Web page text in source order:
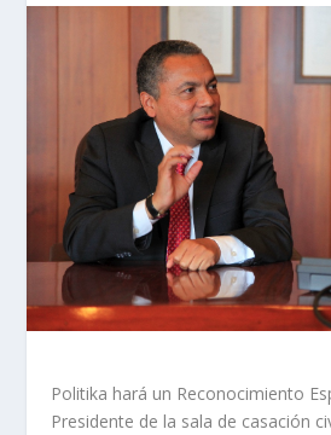
Politika hará un Reconocimiento
Presidente de la sala de casación